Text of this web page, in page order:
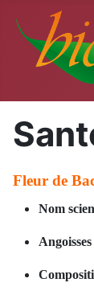
Fleur de
Nom